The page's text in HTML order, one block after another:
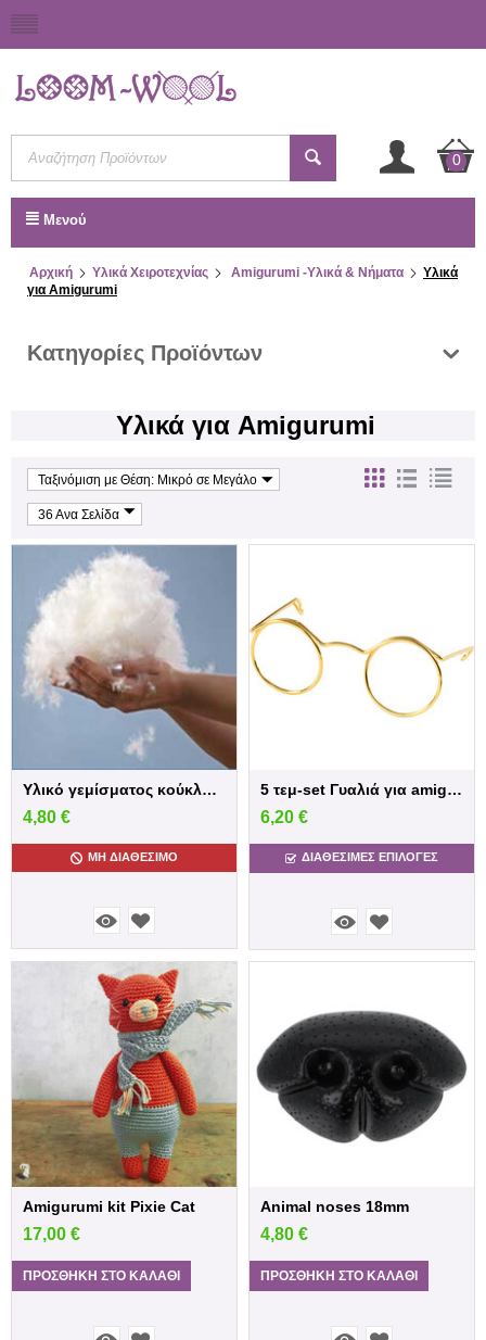
0
Μενού
Αρχική Υλικά Χειροτεχνίας Amigurumi -Υλικά & Νήματα
Υλικά
για Amigurumi
Κατηγορίες Προϊόντων
Υλικά για Amigurumi
Ταξινόμιση με Θέση: Μικρό σε Μεγάλο
36 Ανα Σελίδα
Υλικό γεμίσματος κούκλας / παιγνιδιών.
4,80 €
ΜΗ ΔΙΑΘΈΣΙΜΟ
5 τεμ-set Γυαλιά για amigurumi και κούκλες
6,20 €
ΔΙΑΘΕΣΙΜΕΣ ΕΠΙΛΟΓΈΣ
Amigurumi kit Pixie Cat
17,00 €
ΠΡΟΣΘΉΚΗ ΣΤΟ ΚΑΛΆΘΙ
Animal noses 18mm
4,80 €
ΠΡΟΣΘΉΚΗ ΣΤΟ ΚΑΛΆΘΙ